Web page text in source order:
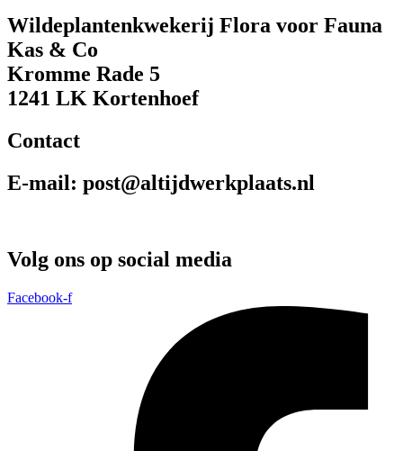
Wildeplantenkwekerij Flora voor Fauna
Kas & Co
Kromme Rade 5
1241 LK Kortenhoef
Contact
E-mail: post@altijdwerkplaats.nl
Volg ons op social media
Facebook-f